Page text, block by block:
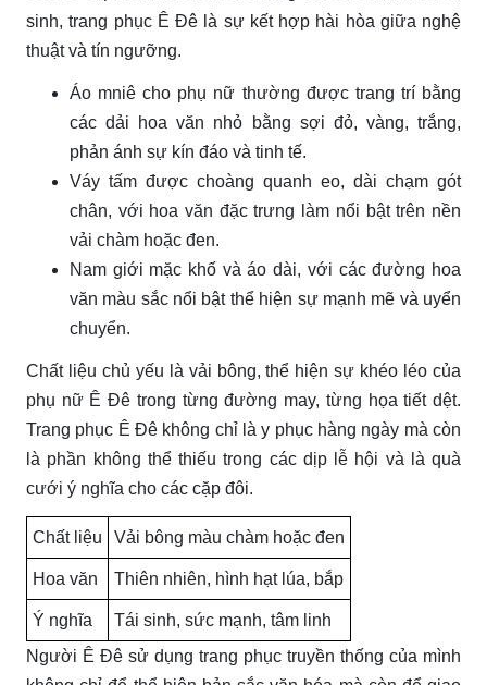
sinh, trang phục Ê Đê là sự kết hợp hài hòa giữa nghệ
thuật và tín ngưỡng.
Áo mniê cho phụ nữ thường được trang trí bằng
các dải hoa văn nhỏ bằng sợi đỏ, vàng, trắng,
phản ánh sự kín đáo và tinh tế.
Váy tấm được choàng quanh eo, dài chạm gót
chân, với hoa văn đặc trưng làm nổi bật trên nền
vải chàm hoặc đen.
Nam giới mặc khố và áo dài, với các đường hoa
văn màu sắc nổi bật thể hiện sự mạnh mẽ và uyển
chuyển.
Chất liệu chủ yếu là vải bông, thể hiện sự khéo léo của
phụ nữ Ê Đê trong từng đường may, từng họa tiết dệt.
Trang phục Ê Đê không chỉ là y phục hàng ngày mà còn
là phần không thể thiếu trong các dịp lễ hội và là quà
cưới ý nghĩa cho các cặp đôi.
Chất liệu Vải bông màu chàm hoặc đen
Hoa văn Thiên nhiên, hình hạt lúa, bắp
Ý nghĩa
Tái sinh, sức mạnh, tâm linh
Người Ê Đê sử dụng trang phục truyền thống của mình